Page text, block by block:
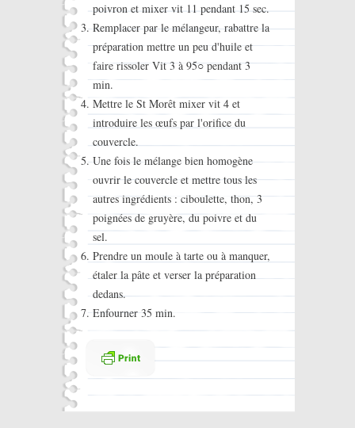
poivron et mixer vit 11 pendant 15 sec.
Remplacer par le mélangeur, rabattre la
préparation mettre un peu d'huile et
faire rissoler Vit 3 à 95○ pendant 3
min.
Mettre le St Morêt mixer vit 4 et
introduire les œufs par l'orifice du
couvercle.
Une fois le mélange bien homogène
ouvrir le couvercle et mettre tous les
autres ingrédients : ciboulette, thon, 3
poignées de gruyère, du poivre et du
sel.
Prendre un moule à tarte ou à manquer,
étaler la pâte et verser la préparation
dedans.
Enfourner 35 min.